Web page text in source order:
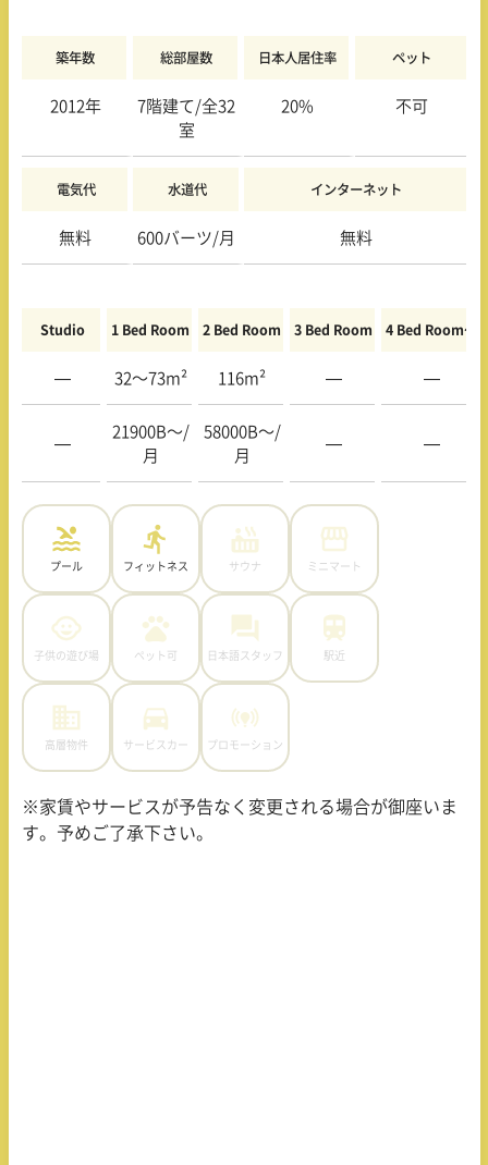
築年数 総部屋数 日本人居住率 ペット
2012年
7階建て/全32
室
20% 不可
電気代 水道代 インターネット
無料 600バーツ/月 無料
Studio 1 Bed Room 2 Bed Room 3 Bed Room 4 Bed Room〜
— 32〜73m² 116m² — —
—
21900B〜/
月
58000B〜/
月
— —
プール フィットネス サウナ ミニマート
子供の遊び場 ペット可 日本語スタッフ 駅近
高層物件 サービスカー プロモーション
※家賃やサービスが予告なく変更される場合が御座いま
す。予めご了承下さい。